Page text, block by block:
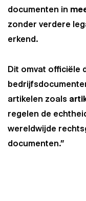
documenten in
zonder verdere
erkend.
Dit omvat officiële
artikelen zoals
regelen de
wereldwijde
documenten."